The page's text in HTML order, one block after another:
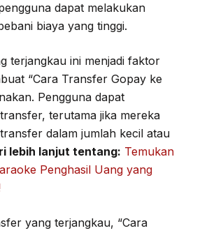
dapat melakukan
biaya yang tinggi.
terjangkau ini menjadi faktor
“Cara Transfer Gopay ke
Pengguna dapat
terutama jika mereka
dalam jumlah kecil atau
lebih lanjut tentang: Temukan
Penghasil Uang yang
yang terjangkau, “Cara